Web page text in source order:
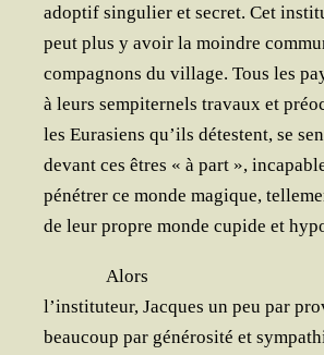
adop­tif sin­gu­lier et secret. Cet
peut plus y avoir la moindre
com­pa­gnons du vil­lage. Tous les
à leurs sem­pi­ter­nels tra­vaux et
les Eur­asiens qu’ils détestent, se
devant ces êtres « à part »,
péné­trer ce monde magique,
de leur propre monde cupide et
Alors
l’instituteur, Jacques un peu par
beau­coup par géné­ro­si­té et